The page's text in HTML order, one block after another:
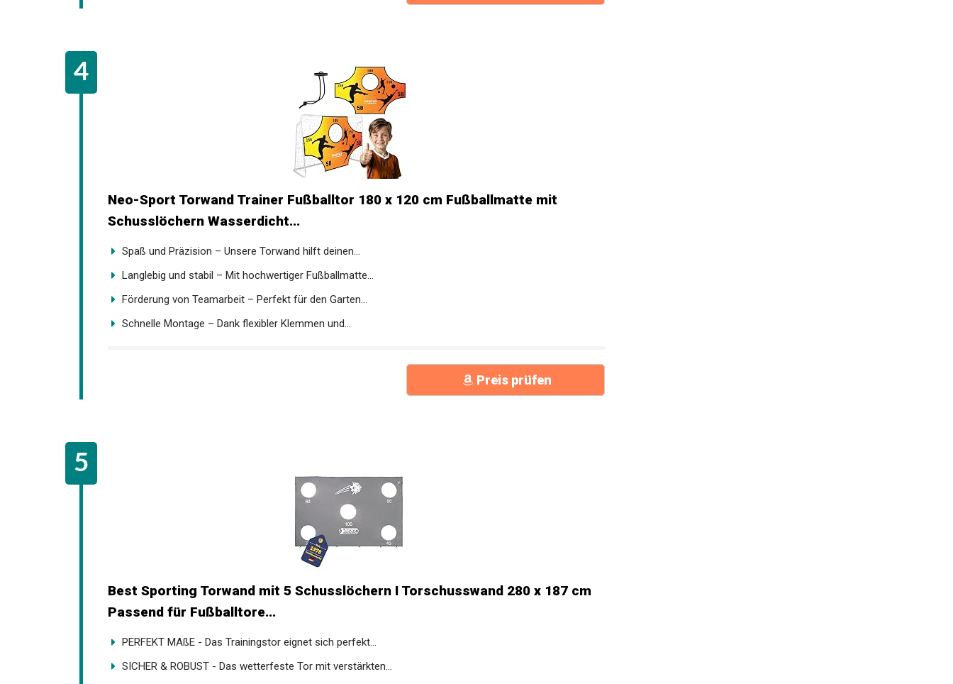
Neo-Sport Torwand Trainer Fußballtor 180 x 120 cm Fußballmatte mit
Schusslöchern Wasserdicht...
Spaß und Präzision – Unsere Torwand hilft deinen...
Langlebig und stabil – Mit hochwertiger Fußballmatte...
Förderung von Teamarbeit – Perfekt für den Garten...
Schnelle Montage – Dank flexibler Klemmen und...
Preis prüfen
Best Sporting Torwand mit 5 Schusslöchern I Torschusswand 280 x 187 cm
Passend für Fußballtore...
PERFEKT MAßE - Das Trainingstor eignet sich perfekt...
SICHER & ROBUST - Das wetterfeste Tor mit verstärkten...